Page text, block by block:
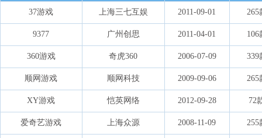
37游戏 上海三七互娱 2011-09-01 265
9377 广州创思 2011-04-01 106
360游戏 奇虎360 2006-07-09 339
顺网游戏 顺网科技 2009-09-06 265
XY游戏 恺英网络 2012-09-28 72
爱奇艺游戏 上海众源 2008-11-09 255